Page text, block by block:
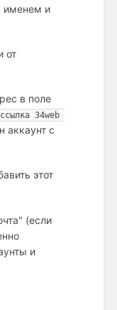
именем и
от
в поле
34web
аккаунт с
этот
(если
и